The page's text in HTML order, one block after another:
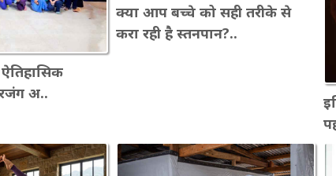
ऐतिहासिक
अ..
क्या आप बच्चे को सही तरीके से
करा रही है स्तनपान?..